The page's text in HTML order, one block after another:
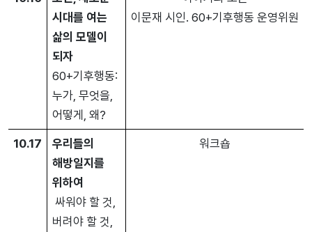
시대를 여는
삶의 모델이
되자
60+기후행동:
누가, 무엇을,
어떻게, 왜?
이문재 시인. 60+기후행동 운영위원
10.17
우리들의
해방일지를
위하여
싸워야 할 것,
버려야 할 것,
워크숍